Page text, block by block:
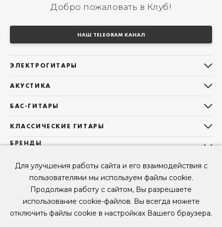
Для улучшения работы сайта и его взаимодействия с
пользователями мы используем файлы cookie.
Продолжая работу с сайтом, Вы разрешаете
использование cookie-файлов. Вы всегда можете
отключить файлы cookie в настройках Вашего браузера.
Добро пожаловать в Клуб!
НАШ TELEGRAM КАНАЛ
ЭЛЕКТРОГИТАРЫ
Telecaster
Les Paul
Superstrat
АКУСТИКА
Фолки (ОМ, 000, 00)
Гранд Аудиториум
Б/У, уцененные гитары
БАС-ГИТАРЫ
Precision Bass
Б/У, уцененные гитары
КЛАССИЧЕСКИЕ ГИТАРЫ
Все классические гитары
Б/У, уцененные гитары
БРЕНДЫ
Sigma Guitars
Enya Guitars
Fender
Gibson
Контакты
Мы в Telegram
Мы в ВК
Мы в YouTube